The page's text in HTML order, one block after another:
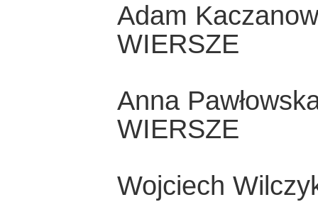
Adam
WIERSZE
Anna
WIERSZE
Wojciech